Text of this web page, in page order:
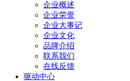
企业概述
企业荣誉
企业大事记
企业文化
品牌介绍
联系我们
在线反馈
驱动中心